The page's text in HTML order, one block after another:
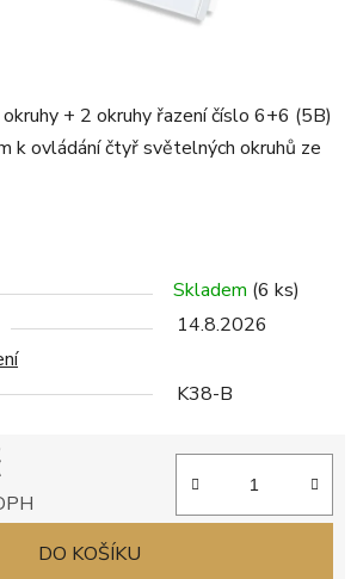
+ 2 okruhy řazení číslo 6+6 (5B)
k ovládání čtyř světelných okruhů ze
Skladem (6 ks)
14.8.2026
K38-B
DO KOŠÍKU